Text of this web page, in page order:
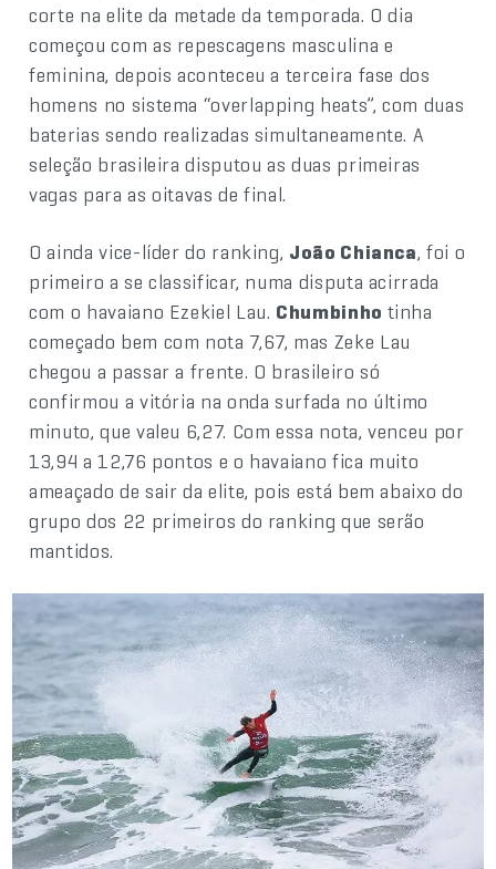
corte na elite da metade da temporada. O dia
começou com as repescagens masculina e
feminina, depois aconteceu a terceira fase dos
homens no sistema “overlapping heats”, com duas
baterias sendo realizadas simultaneamente. A
seleção brasileira disputou as duas primeiras
vagas para as oitavas de final.
O ainda vice-líder do ranking, João Chianca, foi o
primeiro a se classificar, numa disputa acirrada
com o havaiano Ezekiel Lau. Chumbinho tinha
começado bem com nota 7,67, mas Zeke Lau
chegou a passar a frente. O brasileiro só
confirmou a vitória na onda surfada no último
minuto, que valeu 6,27. Com essa nota, venceu por
13,94 a 12,76 pontos e o havaiano fica muito
ameaçado de sair da elite, pois está bem abaixo do
grupo dos 22 primeiros do ranking que serão
mantidos.